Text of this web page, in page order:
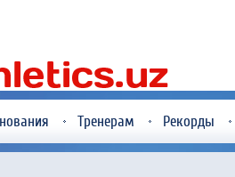
Тренерам Рекорды